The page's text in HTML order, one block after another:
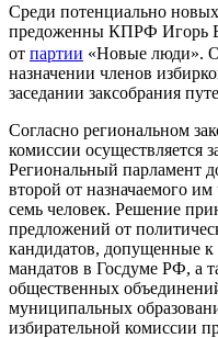
Среди потенциально
предоженны КПРФ Игорь
от партии «Новые люди».
назначении членов
заседании заксобрания
Согласно региональном
комиссии осуществляется
Региональный парламент
второй от назначаемого
семь человек. Решение
предложений от
кандидатов, допущенные к
мандатов в Госдуме РФ, а
общественных
муниципальных
избирательной комиссии